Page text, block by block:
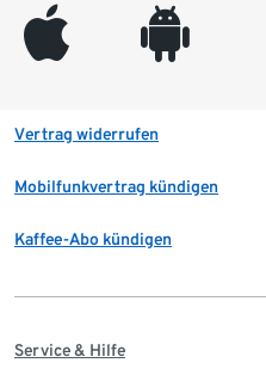
appleinc android
Vertrag widerrufen
Mobilfunkvertrag kündigen
Kaffee-Abo kündigen
Service & Hilfe